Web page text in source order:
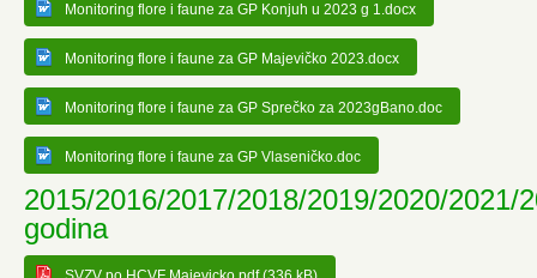
Monitoring flore i faune za GP Konjuh u 2023 g 1.docx
Monitoring flore i faune za GP Majevičko 2023.docx
Monitoring flore i faune za GP Sprečko za 2023gBano.doc
Monitoring flore i faune za GP Vlaseničko.doc
2015/2016/2017/2018/2019/2020/2021/
godina